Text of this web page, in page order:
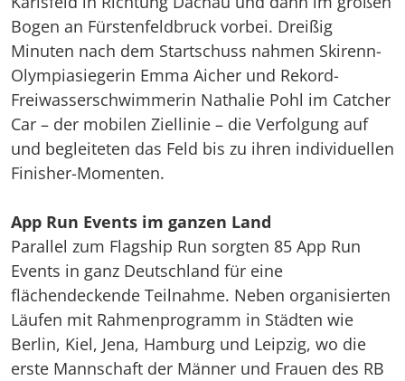
Bogen an Fürstenfeldbruck vorbei. Dreißig
Minuten nach dem Startschuss nahmen Skirenn-
Olympiasiegerin Emma Aicher und Rekord-
Freiwasserschwimmerin Nathalie Pohl im Catcher
Car – der mobilen Ziellinie – die Verfolgung auf
und begleiteten das Feld bis zu ihren individuellen
Finisher-Momenten.
App Run Events im ganzen Land
Parallel zum Flagship Run sorgten 85 App Run
Events in ganz Deutschland für eine
flächendeckende Teilnahme. Neben organisierten
Läufen mit Rahmenprogramm in Städten wie
Berlin, Kiel, Jena, Hamburg und Leipzig, wo die
erste Mannschaft der Männer und Frauen des RB